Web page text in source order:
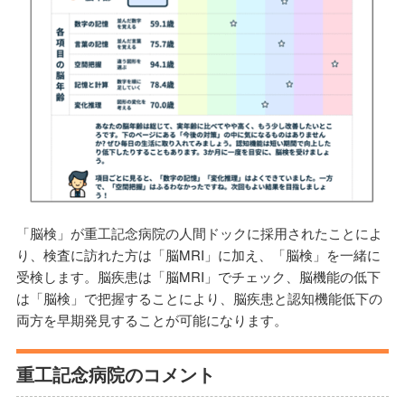
「脳検」が重工記念病院の人間ドックに採用されたことによ
り、検査に訪れた方は「脳MRI」に加え、「脳検」を一緒に
受検します。脳疾患は「脳MRI」でチェック、脳機能の低下
は「脳検」で把握することにより、脳疾患と認知機能低下の
両方を早期発見することが可能になります。
重工記念病院のコメント